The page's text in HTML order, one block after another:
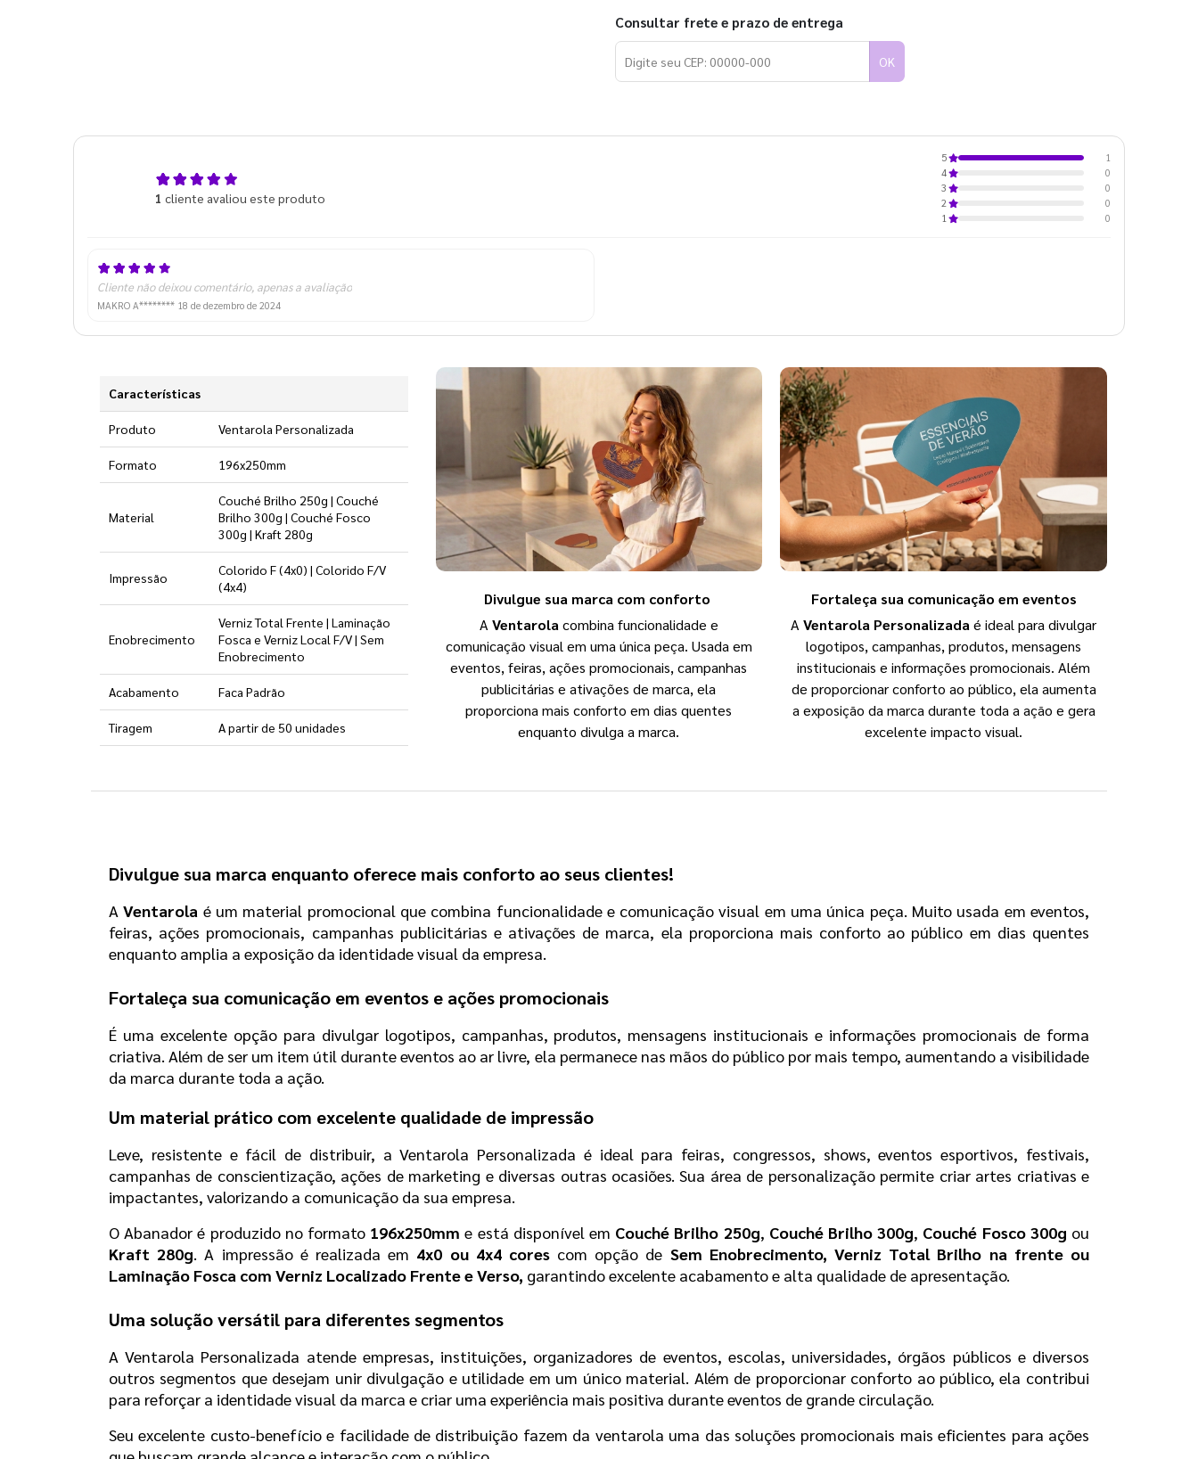
Consultar frete e prazo de entrega
OK
1 cliente avaliou este produto
5
1
4
0
3
0
2
0
1
0
Cliente não deixou comentário, apenas a avaliação
MAKRO A******** 18 de dezembro de 2024
Características
Produto Ventarola Personalizada
Formato 196x250mm
Material
Couché Brilho 250g | Couché
Brilho 300g | Couché Fosco
300g | Kraft 280g
Impressão
Colorido F (4x0) | Colorido F/V
(4x4)
Enobrecimento
Verniz Total Frente | Laminação
Fosca e Verniz Local F/V | Sem
Enobrecimento
Acabamento Faca Padrão
Tiragem A partir de 50 unidades
Divulgue sua marca com conforto
AVentarolacombina funcionalidade e
comunicação visual em uma única peça. Usada em
eventos, feiras, ações promocionais, campanhas
publicitárias e ativações de marca, ela
proporciona mais conforto em dias quentes
enquanto divulga a marca.
Fortaleça sua comunicação em eventos
AVentarola Personalizadaé ideal para divulgar
logotipos, campanhas, produtos, mensagens
institucionais e informações promocionais. Além
de proporcionar conforto ao público, ela aumenta
a exposição da marca durante toda a ação e gera
excelente impacto visual.
Divulgue sua marca enquanto oferece mais conforto ao seus clientes!
A Ventarola é um material promocional que combina funcionalidade e comunicação visual em uma única peça. Muito usada em eventos,
feiras, ações promocionais, campanhas publicitárias e ativações de marca, ela proporciona mais conforto ao público em dias quentes
enquanto amplia a exposição da identidade visual da empresa.
Fortaleça sua comunicação em eventos e ações promocionais
É uma excelente opção para divulgar logotipos, campanhas, produtos, mensagens institucionais e informações promocionais de forma
criativa. Além de ser um item útil durante eventos ao ar livre, ela permanece nas mãos do público por mais tempo, aumentando a visibilidade
da marca durante toda a ação.
Um material prático com excelente qualidade de impressão
Leve, resistente e fácil de distribuir, a Ventarola Personalizada é ideal para feiras, congressos, shows, eventos esportivos, festivais,
campanhas de conscientização, ações de marketing e diversas outras ocasiões. Sua área de personalização permite criar artes criativas e
impactantes, valorizando a comunicação da sua empresa.
O Abanador é produzido no formato 196x250mm e está disponível em Couché Brilho 250g, Couché Brilho 300g, Couché Fosco 300g
Kraft 280g. A impressão é realizada em 4x0 ou 4x4 cores com opção de Sem Enobrecimento, Verniz Total Brilho na frente ou
Laminação Fosca com Verniz Localizado Frente e Verso, garantindo excelente acabamento e alta qualidade de apresentação.
Uma solução versátil para diferentes segmentos
A Ventarola Personalizada atende empresas, instituições, organizadores de eventos, escolas, universidades, órgãos públicos e diversos
outros segmentos que desejam unir divulgação e utilidade em um único material. Além de proporcionar conforto ao público, ela contribui
para reforçar a identidade visual da marca e criar uma experiência mais positiva durante eventos de grande circulação.
Seu excelente custo-benefício e facilidade de distribuição fazem da ventarola uma das soluções promocionais mais eficientes para ações